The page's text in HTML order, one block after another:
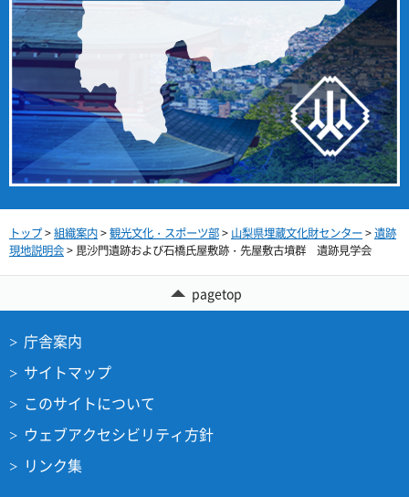
トップ>組織案内>観光文化・スポーツ部> 山梨県埋蔵文化財センター>遺跡
現地説明会> 毘沙門遺跡および石橋氏屋敷跡・先屋敷古墳群 遺跡見学会
pagetop
庁舎案内
サイトマップ
このサイトについて
ウェブアクセシビリティ方針
リンク集